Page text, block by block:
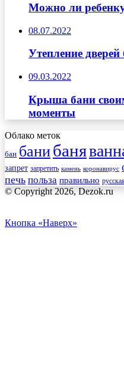
Можно ли
08.07.2022
Утепление
09.03.2022
Крыша бани
моменты
Облако меток
бан банибаня
запрет запретить камень коронавирус
печь польза правильно
© Copyright 2026, Dezok.ru
Кнопка «Наверх»